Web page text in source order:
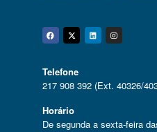
Facebook
Twitter
Telefone
217 908 392 (Ext. 40326/
Horário
De segunda a sexta-feira